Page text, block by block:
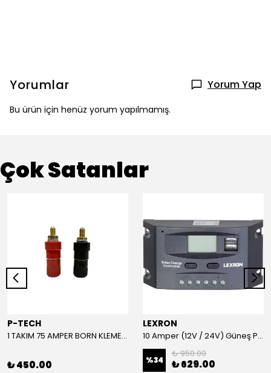
Yorumlar Yorum Yap
Bu ürün için henüz yorum yapılmamış.
Çok Satanlar
P-TECH
1 TAKIM 75 AMPER BORN KLEMENS (KIRMIZI-SİYAH)
₺ 450.00
LEXRON
10 Amper (12V / 24V) Güneş Paneli Şarj Kontrol Cihazı
%34
₺ 950.00
₺ 629.00